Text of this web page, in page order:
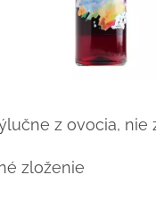
z ovocia, nie
zloženie